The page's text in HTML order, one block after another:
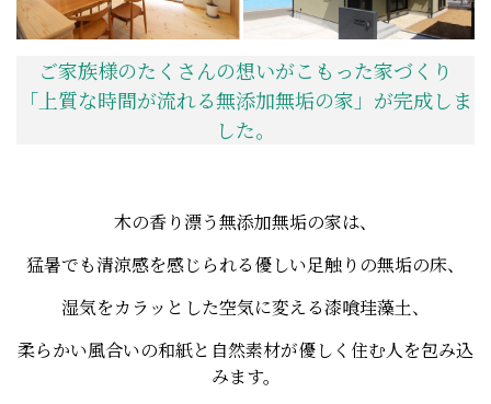
ご家族様のたくさんの想いがこもった家づくり
「上質な時間が流れる無添加無垢の家」が完成しま
した。
木の香り漂う無添加無垢の家は、
猛暑でも清涼感を感じられる優しい足触りの無垢の床、
湿気をカラッとした空気に変える漆喰珪藻土、
柔らかい風合いの和紙と自然素材が優しく住む人を包み込
みます。